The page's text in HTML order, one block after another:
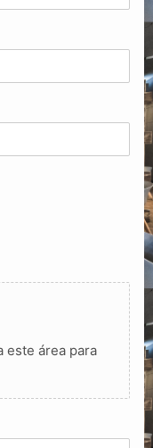
este área para